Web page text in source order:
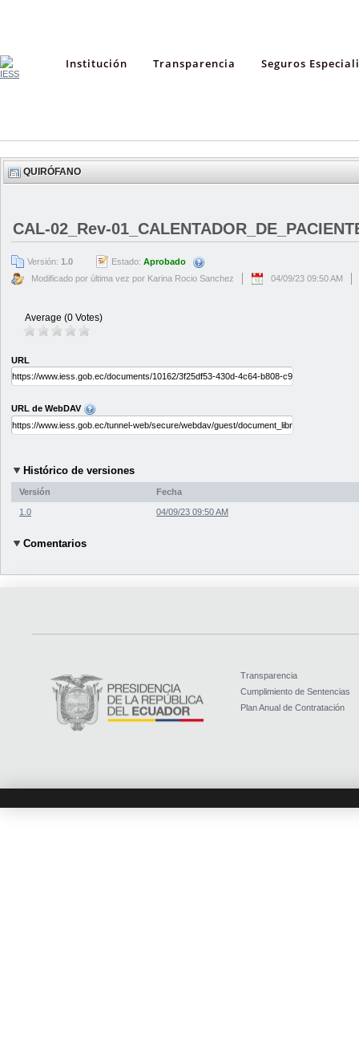
Institución Transparencia Seguros
QUIRÓFANO
CAL-02_Rev-
Versión: 1.0 Estado: Aprobado
Modificado por última vez por Karina Rocio Sanchez
04/09/23 09:50 AM
Average (0 Votes)
URL
URL de WebDAV
Histórico de versiones
Versión Fecha
1.0 04/09/23 09:50 AM
Comentarios
Transparencia
Cumplimiento de Sentencias
Plan Anual de Contratación